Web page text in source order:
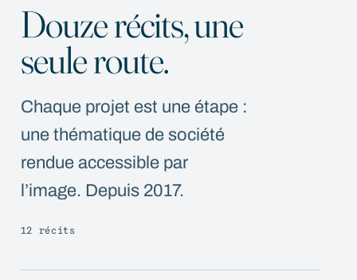
Douze récits, une
seule route.
Chaque projet est une étape :
une thématique de société
rendue accessible par
l’image. Depuis 2017.
12 récits